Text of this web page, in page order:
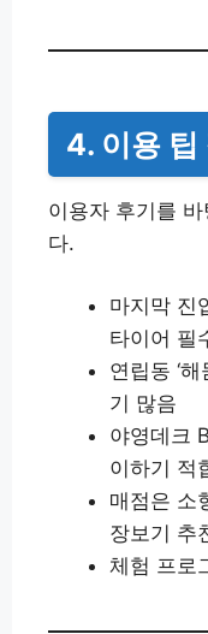
4. 이용 팁
이용자 후기를
다.
마지막 진
타이어 필
연립동 ‘
기 많음
야영데크
이하기 적
매점은 소
장보기 추
체험 프로